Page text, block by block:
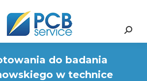
Search:
do badania
w technice